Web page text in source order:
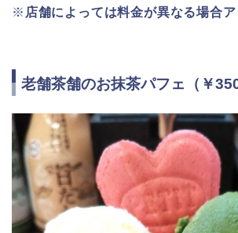
※ 店舗によっては料金が異なる場合ア
老舗茶舗のお抹茶パフェ（￥350